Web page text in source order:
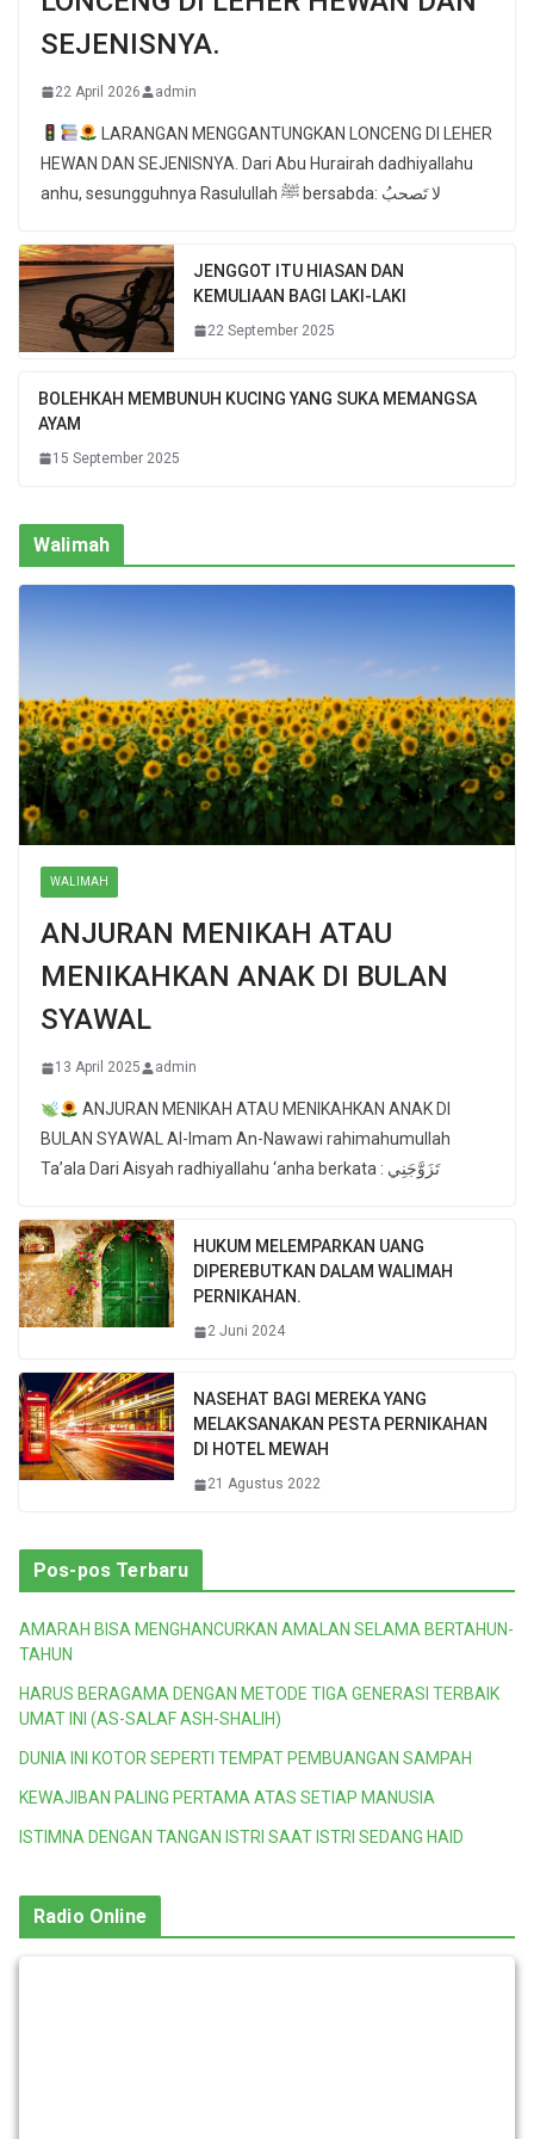
SEJENISNYA.
22 April 2026 admin
LARANGAN MENGGANTUNGKAN LONCENG DI LEHER
HEWAN DAN SEJENISNYA. Dari Abu Hurairah dadhiyallahu
anhu, sesungguhnya Rasulullah ﷺ bersabda: لا تَصحبُ
JENGGOT ITU HIASAN DAN
KEMULIAAN BAGI LAKI-LAKI
22 September 2025
BOLEHKAH MEMBUNUH KUCING YANG SUKA MEMANGSA
AYAM
15 September 2025
Walimah
WALIMAH
ANJURAN MENIKAH ATAU
MENIKAHKAN ANAK DI BULAN
SYAWAL
13 April 2025 admin
ANJURAN MENIKAH ATAU MENIKAHKAN ANAK DI
BULAN SYAWAL Al-Imam An-Nawawi rahimahumullah
Ta’ala Dari Aisyah radhiyallahu ‘anha berkata : تَزَوَّجَنِي
HUKUM MELEMPARKAN UANG
DIPEREBUTKAN DALAM WALIMAH
PERNIKAHAN.
2 Juni 2024
NASEHAT BAGI MEREKA YANG
MELAKSANAKAN PESTA PERNIKAHAN
DI HOTEL MEWAH
21 Agustus 2022
Pos-pos Terbaru
AMARAH BISA MENGHANCURKAN AMALAN SELAMA BERTAHUN-
TAHUN
HARUS BERAGAMA DENGAN METODE TIGA GENERASI TERBAIK
UMAT INI (AS-SALAF ASH-SHALIH)
DUNIA INI KOTOR SEPERTI TEMPAT PEMBUANGAN SAMPAH
KEWAJIBAN PALING PERTAMA ATAS SETIAP MANUSIA
ISTIMNA DENGAN TANGAN ISTRI SAAT ISTRI SEDANG HAID
Radio Online